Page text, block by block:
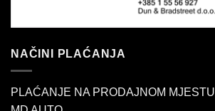
NAČINI PLAĆANJA
PLAĆANJE NA PRODAJNOM MJESTU